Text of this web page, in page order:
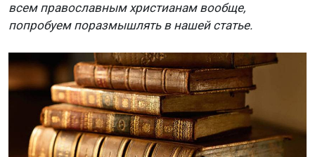
всем православным христианам вообще,
попробуем поразмышлять в нашей статье.